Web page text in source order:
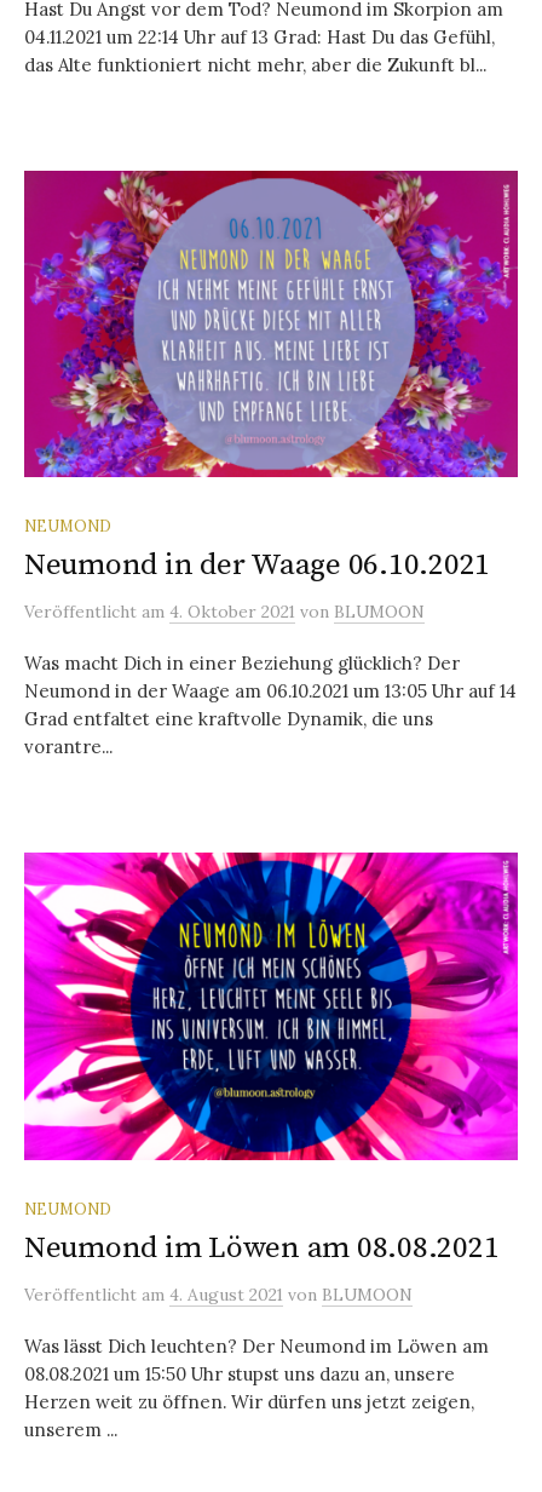
Hast Du Angst vor dem Tod? Neumond im Skorpion am
04.11.2021 um 22:14 Uhr auf 13 Grad: Hast Du das Gefühl,
das Alte funktioniert nicht mehr, aber die Zukunft bl...
NEUMOND
Neumond in der Waage 06.10.2021
Veröffentlicht am 4. Oktober 2021 von BLUMOON
Was macht Dich in einer Beziehung glücklich? Der
Neumond in der Waage am 06.10.2021 um 13:05 Uhr auf 14
Grad entfaltet eine kraftvolle Dynamik, die uns
vorantre...
NEUMOND
Neumond im Löwen am 08.08.2021
Veröffentlicht am 4. August 2021 von BLUMOON
Was lässt Dich leuchten? Der Neumond im Löwen am
08.08.2021 um 15:50 Uhr stupst uns dazu an, unsere
Herzen weit zu öffnen. Wir dürfen uns jetzt zeigen,
unserem ...